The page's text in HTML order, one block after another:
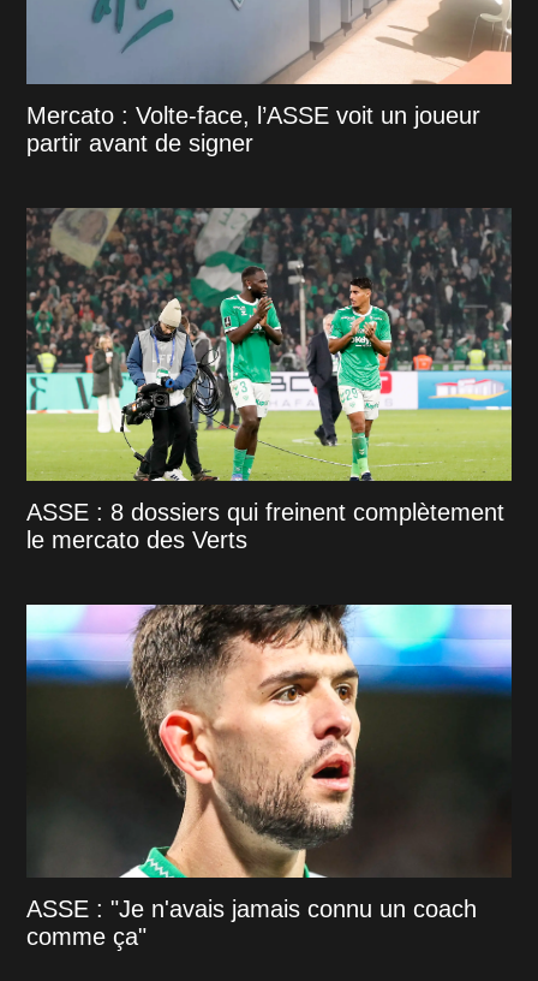
Mercato : Volte-face, l’ASSE voit un joueur
partir avant de signer
ASSE : 8 dossiers qui freinent complètement
le mercato des Verts
ASSE : "Je n'avais jamais connu un coach
comme ça"